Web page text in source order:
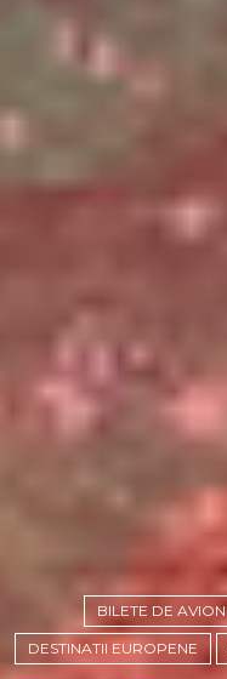
BILETE DE AVION
DESTINATII EUROPENE